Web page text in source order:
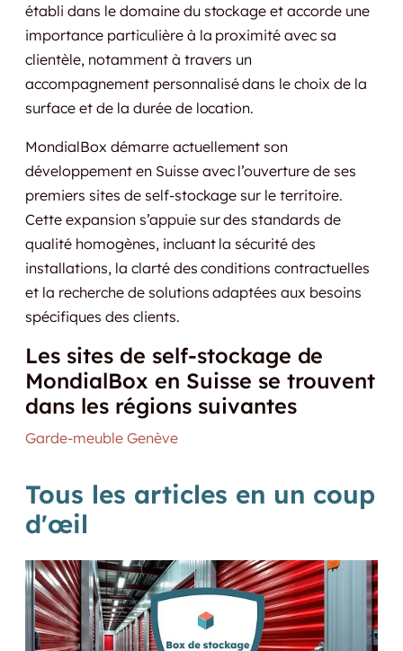
établi dans le domaine du stockage et accorde une
importance particulière à la proximité avec sa
clientèle, notamment à travers un
accompagnement personnalisé dans le choix de la
surface et de la durée de location.
MondialBox démarre actuellement son
développement en Suisse avec l’ouverture de ses
premiers sites de self-stockage sur le territoire.
Cette expansion s’appuie sur des standards de
qualité homogènes, incluant la sécurité des
installations, la clarté des conditions contractuelles
et la recherche de solutions adaptées aux besoins
spécifiques des clients.
Les sites de self-stockage de
MondialBox en Suisse se trouvent
dans les régions suivantes
Garde-meuble Genève
Tous les articles en un coup
d'œil